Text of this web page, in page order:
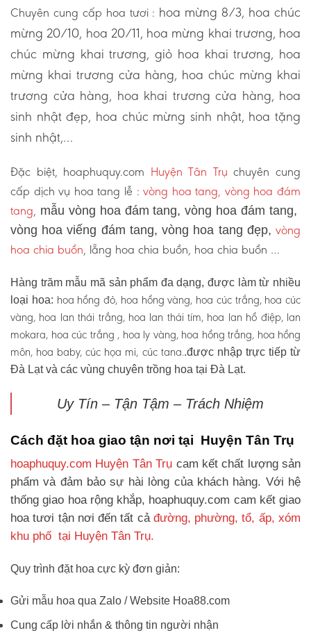
Chuyên cung cấp hoa tươi : hoa mừng 8/3, hoa chúc
mừng 20/10, hoa 20/11, hoa mừng khai trương, hoa
chúc mừng khai trương, giỏ hoa khai trương, hoa
mừng khai trương cửa hàng, hoa chúc mừng khai
trương cửa hàng, hoa khai trương cửa hàng, hoa
sinh nhật đẹp, hoa chúc mừng sinh nhật, hoa tặng
sinh nhật,…
Đặc biệt, hoaphuquy.com Huyện Tân Trụ chuyên cung
cấp dịch vụ hoa tang lễ :vòng hoa tang, vòng hoa đám
tang, mẫu vòng hoa đám tang, vòng hoa đám tang,
vòng hoa viếng đám tang, vòng hoa tang đẹp, vòng
hoa chia buồn, lẵng hoa chia buồn, hoa chia buồn …
Hàng trăm mẫu mã sản phẩm đa dạng, được làm từ nhiều
loại hoa: hoa hồng đỏ, hoa hồng vàng, hoa cúc trắng, hoa cúc
vàng, hoa lan thái trắng, hoa lan thái tím, hoa lan hồ điệp, lan
mokara, hoa cúc trắng , hoa ly vàng, hoa hồng trắng, hoa hồng
môn, hoa baby, cúc họa mi, cúc tana..được nhập trực tiếp từ
Đà Lạt và các vùng chuyên trồng hoa tại Đà Lạt.
Uy Tín – Tận Tậm – Trách Nhiệm
Cách đặt hoa giao tận nơi tại Huyện Tân Trụ
hoaphuquy.com Huyện Tân Trụ cam kết chất lượng sản
phẩm và đảm bảo sự hài lòng của khách hàng. Với hệ
thống giao hoa rộng khắp, hoaphuquy.com cam kết giao
hoa tươi tận nơi đến tất cả đường, phường, tổ, ấp, xóm
khu phố tại Huyện Tân Trụ.
Quy trình đặt hoa cực kỳ đơn giản:
Gửi mẫu hoa qua Zalo / Website Hoa88.com
Cung cấp lời nhắn & thông tin người nhận